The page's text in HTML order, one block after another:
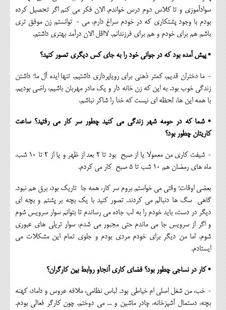
سوادآموزی و تا کلاس دوم درس خواندم. الان فکر می کنم اگر تحصیل کرده
بودم با وجود پشتکاری که در خودم سراغ دارم، می - توانستم زن موفق تری
باشم هم برای خودم و هم برای فرزندانم. لااقل الان درآمد بهتری داشتم.
• پیش آمده بود که در جوانی خود را به جای کس دیگری تصور کنید؟
- ما دختران قدیم، کمتر ذهنی برای رویاپردازی داشتیم. تنها ایده آل ما؛ داشتن
زندگی خوب بود. به این که زن خانه دار و یک مادر مهربان باشیم، راضی بودیم.
با همه این ها، لحظه ای نیست که خدا را شاکر نباشم.
• شما که در حومه شهر زندگی می کنید چطور سر کار می رفتید؟ ساعت
کاریتان چطور بود؟
- شیفت کاری من معمولا یا از صبح بود تا 2 بعد از ظهر و یا از 2 تا 10 شب.
ماه های رمضان هم 10 شب تا 5 صبح کار می کردم.
بعضی اوقات؛ وقتی می خواستم بروم سر کار، همه جا تاریک بود، برق هم نبود.
گاهی سگ ها دنبالم می کردند. تصور کنید با یک بچه بر پشتم و بچه ای
دیگر در دست، باید خودم را به لب جاده می رساندم تا بتوانم سوار سرویس شوم
و اگر از سرویس جا می ماندم حتی مجبور می شدم، سوار تریلی های عبوری
شوم. اما من دیگر برای خودم مردی بودم و جلوی تمام این مشکلات می
ایستادم.
• کار در نساجی چطور بود؟ فضای کاری آنجاو روابط بین کارگران؟
- خب، من شغل اصلی ام خیاطی بود. لباس نظامی، ملافه عروس و داماد، کهنه
بچه، دستمال آشپزخانه، چادر ماشین و ... می دوختم. چون کارگر فعالی بودم.